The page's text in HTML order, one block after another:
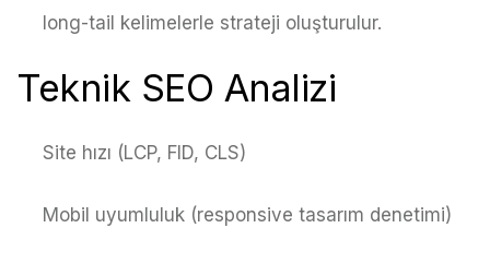
long-tail kelimelerle strateji oluşturulur.
Teknik SEO Analizi
Site hızı (LCP, FID, CLS)
Mobil uyumluluk (responsive tasarım denetimi)